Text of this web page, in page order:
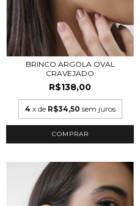
BRINCO ARGOLA OVAL
CRAVEJADO
R$138,00
4 x de R$34,50 sem juros
COMPRAR